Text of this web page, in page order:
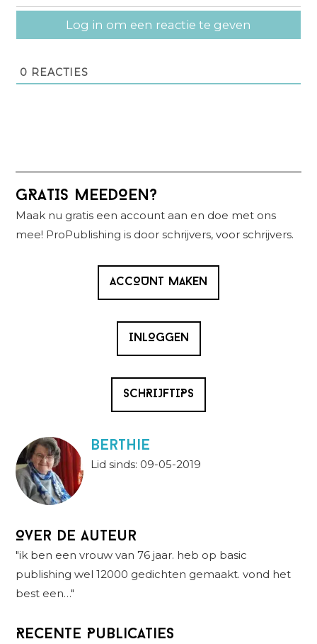
Log in om een reactie te geven
0 REACTIES
Primaire
Sidebar
GRATIS MEEDOEN?
Maak nu gratis een account aan en doe met ons
mee! ProPublishing is door schrijvers, voor schrijvers.
ACCOUNT MAKEN
INLOGGEN
SCHRIJFTIPS
berthie
Lid sinds: 09-05-2019
Over de auteur
"ik ben een vrouw van 76 jaar. heb op basic
publishing wel 12000 gedichten gemaakt. vond het
best een…"
Recente Publicaties